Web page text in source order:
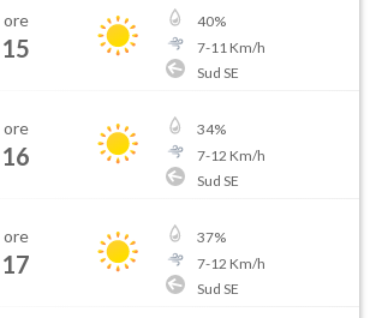
ore
15
40%
7-11 Km/h
Sud SE
ore
16
34%
7-12 Km/h
Sud SE
ore
17
37%
7-12 Km/h
Sud SE